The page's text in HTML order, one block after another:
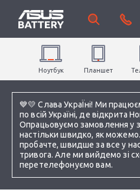
💙💛 Слава УкраЇні! Ми
по всій Україні, де відкрита
Опрацьовуємо замовлення у
настільки швидко, як
пробачте, швидше за все у
тривога. Але ми вийдемо зі
перетелефонуємо вам.
Ноутбук Планшет